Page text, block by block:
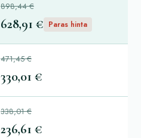
898,44 €
628,91 € Paras hinta
471,45 €
330,01 €
338,01 €
236,61 €